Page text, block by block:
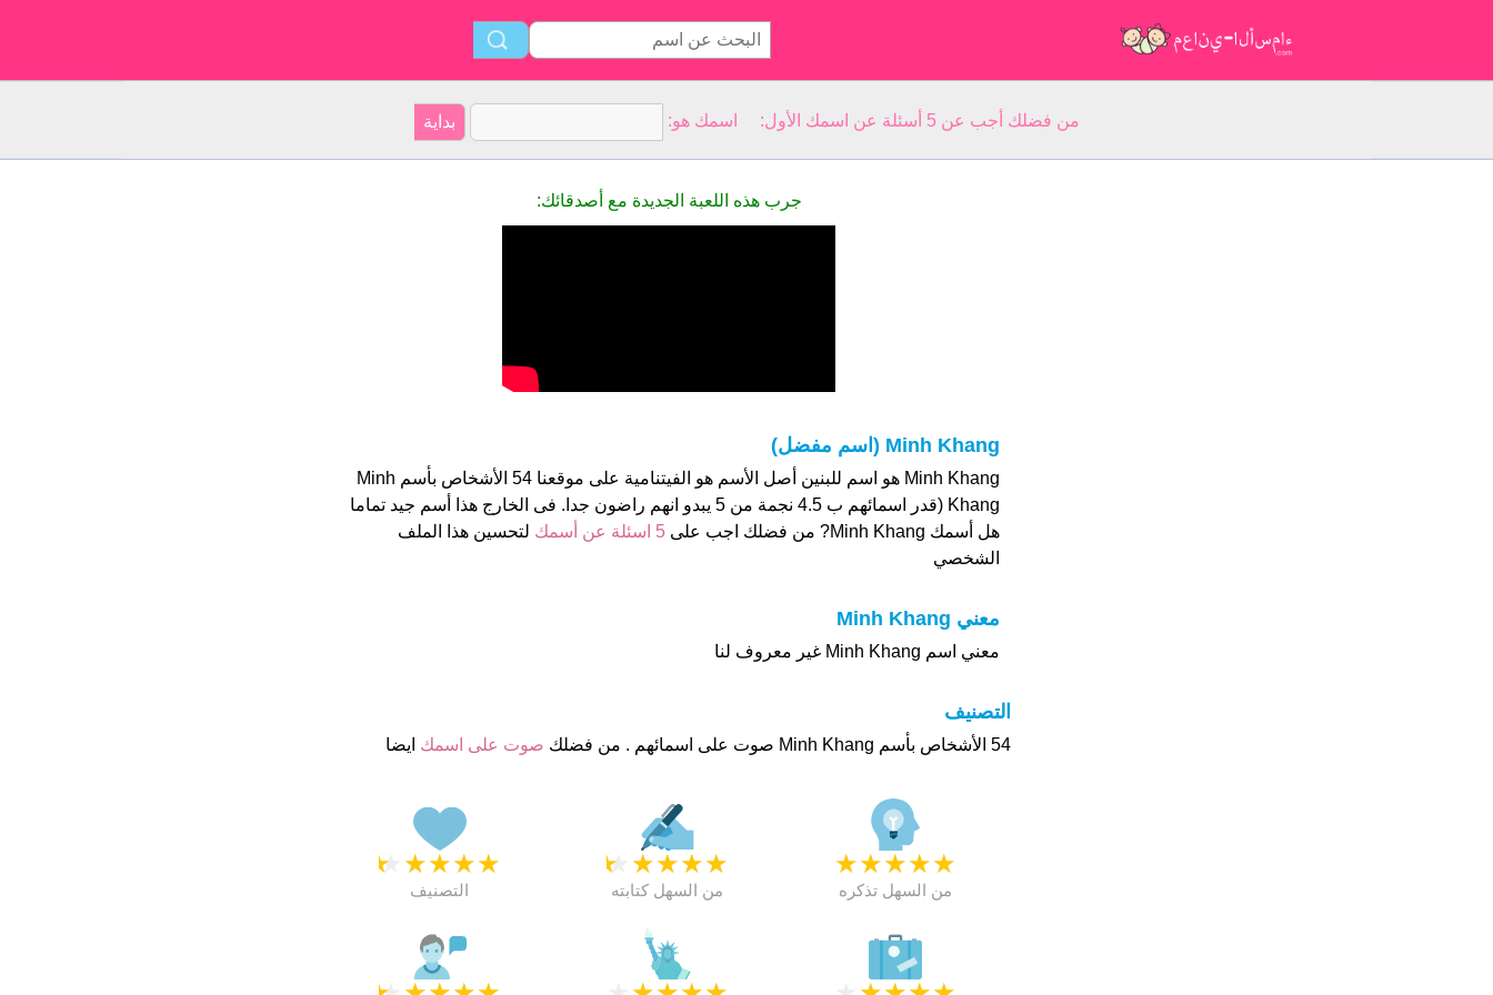
من فضلك أجب عن 5 أسئلة عن اسمك الأول: اسمك هو:
جرب هذه اللعبة الجديدة مع أصدقائك:
Minh Khang (اسم مفضل)
Minh Khang هو اسم للبنين أصل الأسم هو الفيتنامية على موقعنا 54 الأشخاص بأسم Minh
Khang (قدر اسمائهم ب 4.5 نجمة من 5 يبدو انهم راضون جدا. فى الخارج هذا أسم جيد تماما
هل أسمك Minh Khang? من فضلك اجب على
5 اسئلة عن أسمك
لتحسين هذا الملف
الشخصي
معني Minh Khang
معني اسم Minh Khang غير معروف لنا
التصنيف
54 الأشخاص بأسم Minh Khang صوت على اسمائهم . من فضلك صوت على اسمك ايضا
★
★
★
★
★
التصنيف
★
★
★
★
★
من السهل كتابته
★
★
★
★
★
من السهل تذكره